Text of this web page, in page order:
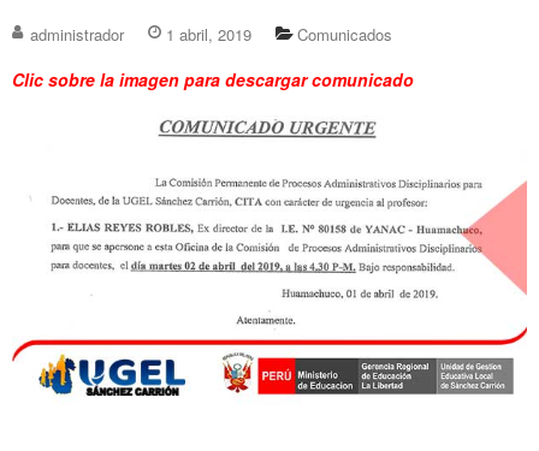
administrador 1 abril, 2019 Comunicados
Clic sobre la imagen para descargar comunicado